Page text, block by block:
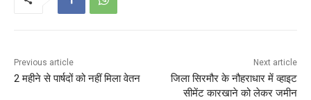
Previous article
2 महीने से पार्षदों को नहीं मिला वेतन
Next article
जिला सिरमौर के नौहराधार में व्हाइट
सीमेंट कारखाने को लेकर जमीन